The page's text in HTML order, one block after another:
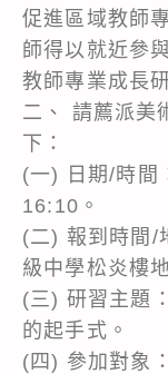
促進區域教師
師得以就近參
教師專業成長
二、 請薦派美
下：
(一) 日期/時間
16:10。
(二) 報到時間/
級中學松炎樓
(三) 研習主題
的起手式。
(四) 參加對象